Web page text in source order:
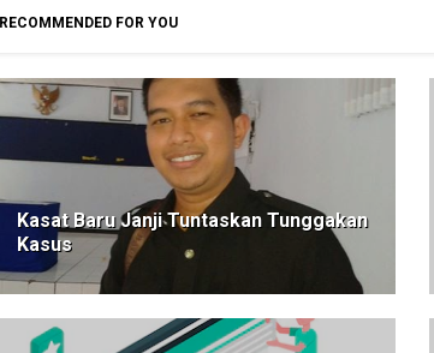
RECOMMENDED FOR YOU
Kasat Baru Janji Tuntaskan Tunggakan
Kasus